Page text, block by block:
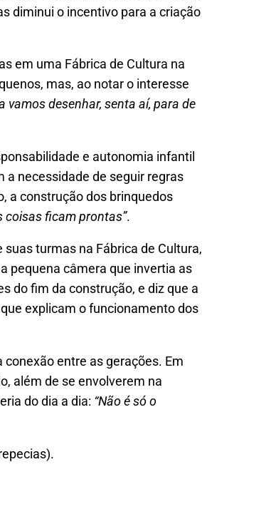
diminui o incentivo para a criação
em uma Fábrica de Cultura na
mas, ao notar o interesse
vamos desenhar, senta aí, para de
e autonomia infantil
a necessidade de seguir regras
a construção dos brinquedos
coisas ficam prontas”.
turmas na Fábrica de Cultura,
pequena câmera que invertia as
do fim da construção, e diz que a
explicam o funcionamento dos
entre as gerações. Em
além de se envolverem na
do dia a dia: “Não é só o